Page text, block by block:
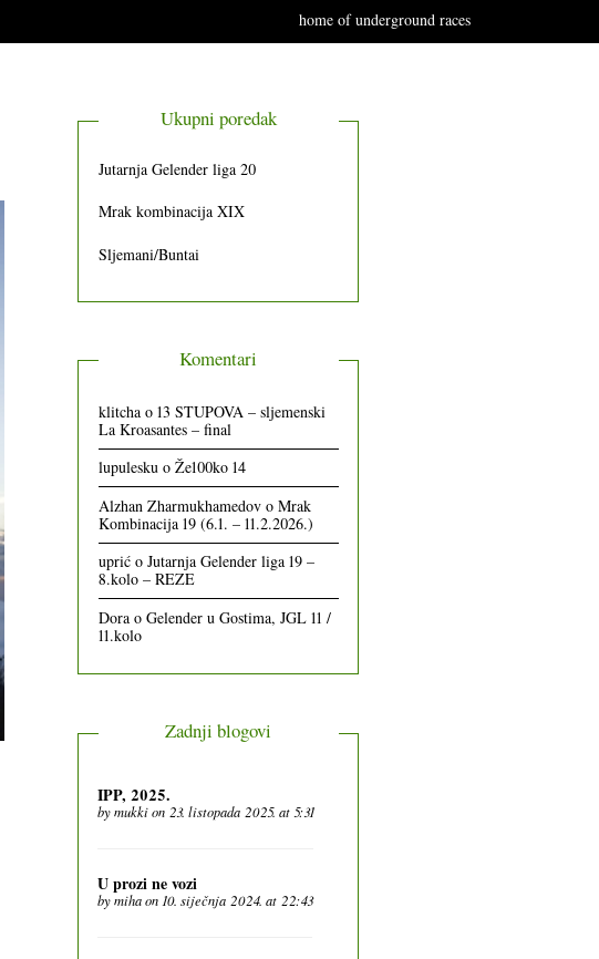
home of underground races
Ukupni poredak
Jutarnja Gelender liga 20
Mrak kombinacija XIX
Sljemani/Buntai
Komentari
klitchao 13 STUPOVA – sljemenski
La Kroasantes – final
lupuleskuo Že100ko 14
Alzhan Zharmukhamedovo Mrak
Kombinacija 19 (6.1. – 11.2.2026.)
uprićo Jutarnja Gelender liga 19 –
8.kolo – REZE
Dorao Gelender u Gostima, JGL 11 /
11.kolo
Zadnji blogovi
IPP, 2025.
bymukkion 23. listopada 2025. at 5:31
U prozi ne vozi
bymihaon 10. siječnja 2024. at 22:43